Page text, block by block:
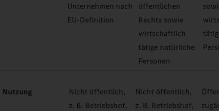
Unternehmen nach
EU-Definition
öffentlichen
Rechts sowie
wirtschaftlich
tätige natürliche
Personen
Nutzung
Nicht öffentlich,
z. B. Betriebshof,
Nicht öffentlich,
z. B. Betriebshof,